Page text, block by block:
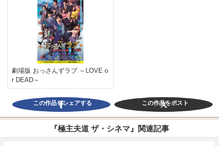
劇場版 おっさんずラブ ～LOVE o
r DEAD～
この作品をシェアする この作品をポスト
『極主夫道 ザ・シネマ』関連記事